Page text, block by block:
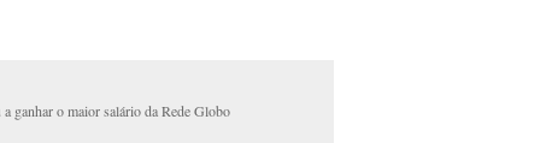
ganhar o maior salário da Rede Globo